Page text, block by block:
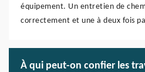
équipement. Un entretien de
correctement et une à deux fois
À qui peut-on confier les